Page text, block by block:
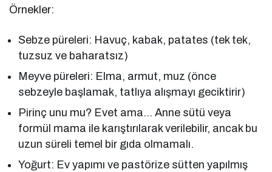
Örnekler:
Sebze püreleri: Havuç, kabak, patates (tek tek,
tuzsuz ve baharatsız)
Meyve püreleri: Elma, armut, muz (önce
sebzeyle başlamak, tatlıya alışmayı geciktirir)
Pirinç unu mu? Evet ama… Anne sütü veya
formül mama ile karıştırılarak verilebilir, ancak bu
uzun süreli temel bir gıda olmamalı.
Yoğurt: Ev yapımı ve pastörize sütten yapılmış